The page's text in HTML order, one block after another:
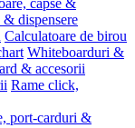
capse &
dispensere
Calculatoare de birou
Whiteboarduri &
& accesorii
Rame click,
port-carduri &